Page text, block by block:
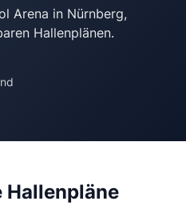
Arena in Nürnberg,
Hallenpläne